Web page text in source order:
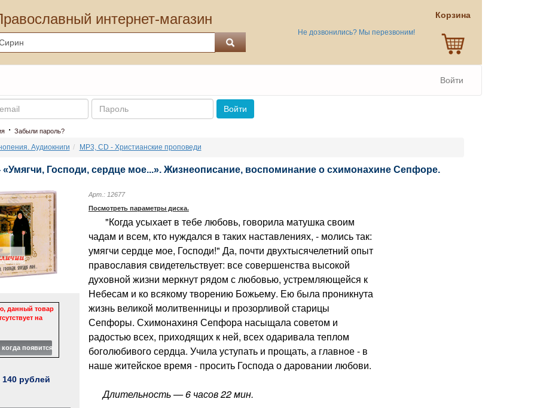
интернет-магазин
Не дозвонились? Мы перезвоним!
Корзина
Войти
Пароль
Войти
· Забыли пароль?
Аудиокниги MP3, СD - Христианские проповеди
«Умягчи, Господи, сердце мое...». Жизнеописание, воспоминание о схимонахине Сепфоре.
данный товар
на
140 рублей
Арт.: 12677
Посмотреть параметры диска.
"Когда усыхает в тебе любовь, говорила матушка своим
чадам и всем, кто нуждался в таких наставлениях, - молись так:
умягчи сердце мое, Господи!" Да, почти двухтысячелетний опыт
православия свидетельствует: все совершенства высокой
духовной жизни меркнут рядом с любовью, устремляющейся к
Небесам и ко всякому творению Божьему. Ею была проникнута
жизнь великой молитвенницы и прозорливой старицы
Сепфоры. Схимонахиня Сепфора насыщала советом и
радостью всех, приходящих к ней, всех одаривала теплом
боголюбивого сердца. Учила уступать и прощать, а главное - в
наше житейское время - просить Господа о даровании любови.
Длительность — 6 часов 22 мин.